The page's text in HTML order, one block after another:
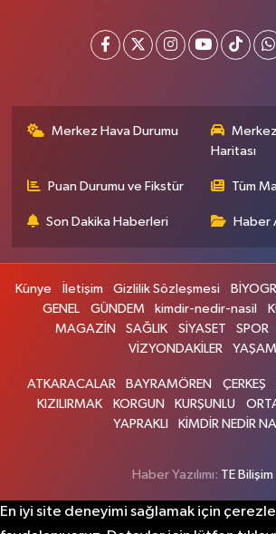
Merkez Hava Durumu
Haritası
Puan Durumu ve Fikstür Tüm
Son Dakika Haberleri Haber
Künye İletişim Gizlilik Sözleşmesi
GENEL
GÜNDEM kimdir-nedir-nasil
MAGAZİN
SAĞLIK SİYASET SPOR
VİZYONDAKİLER
YAŞAM
ATKARACALAR BAYRAMÖREN ÇERKEŞ
KIZILIRMAK
KORGUN KURŞUNLU
YAPRAKLI
KİMDİR NEDİR
Haber Yazılımı: TE Bilişim
En iyi site deneyimi sağlamak için